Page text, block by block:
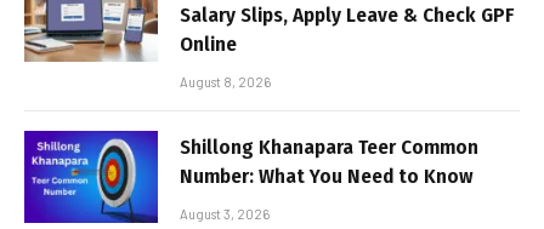
Salary Slips, Apply Leave & Check GPF
Online
August 8, 2026
Shillong Khanapara Teer Common
Number: What You Need to Know
August 3, 2026